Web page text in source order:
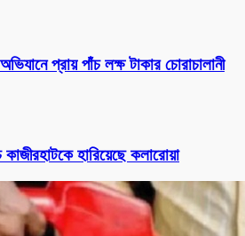
প্রায় পাঁচ লক্ষ টাকার চোরাচালানী
হারিয়েছে কলারোয়া